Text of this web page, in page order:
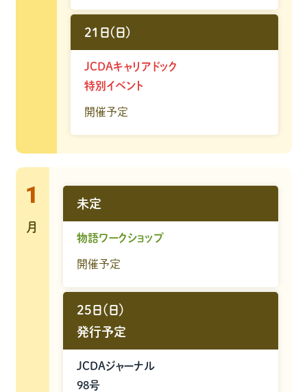
21日(日)
JCDAキャリアドック
特別イベント
開催予定
1
月
未定
物語ワークショップ
開催予定
25日（日）
発行予定
JCDAジャーナル
98号